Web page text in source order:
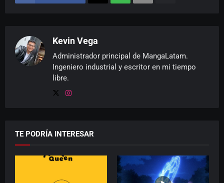
Kevin Vega
Administrador principal de MangaLatam.
Ingeniero industrial y escritor en mi tiempo
libre.
TE PODRÍA INTERESAR